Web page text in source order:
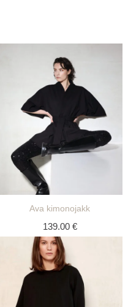
Ava kimonojakk
139.00 €